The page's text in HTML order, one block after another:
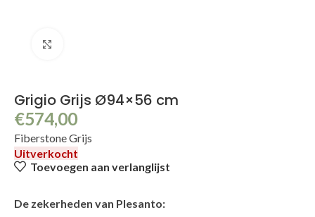
Grigio Grijs Ø94×56 cm
€574,00
Fiberstone Grijs
Uitverkocht
Toevoegen aan verlanglijst
De zekerheden van Plesanto: